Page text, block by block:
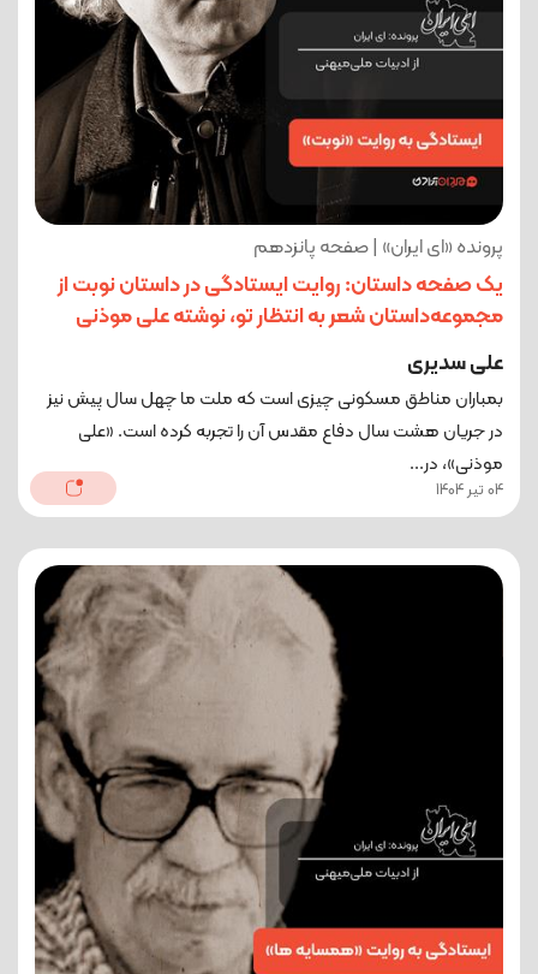
پرونده «ای ایران» | صفحه پانزدهم
یک صفحه داستان: روایت ایستادگی در داستان نوبت از
مجموعه‌داستان شعر به انتظار تو، نوشته علی موذنی
علی سدیری
بمباران مناطق مسکونی چیزی است که ملت ما چهل سال پیش نیز
در جریان هشت سال دفاع مقدس آن را تجربه کرده است. «علی
موذنی»، در...
04 تیر 1404